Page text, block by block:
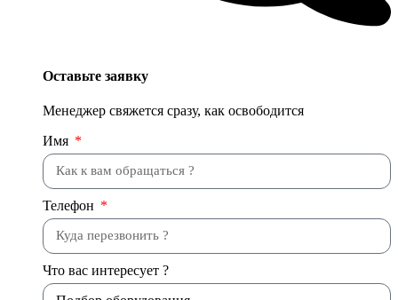
Оставьте заявку
Менеджер свяжется сразу, как освободится
Имя
Телефон
Что вас интересует ?